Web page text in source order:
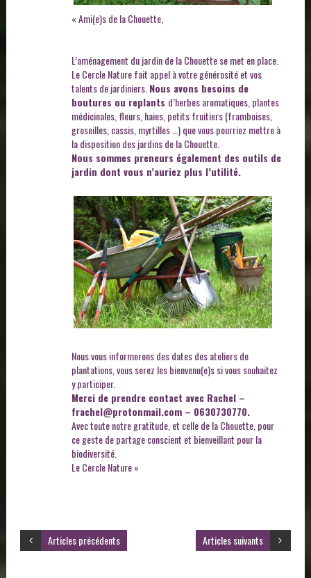
« Ami(e)s de la Chouette,
L’aménagement du jardin de la Chouette se met en place.
Le Cercle Nature fait appel à votre générosité et vos
talents de jardiniers. Nous avons besoins de
boutures ou replants d’herbes aromatiques, plantes
médicinales, fleurs, haies, petits fruitiers (framboises,
groseilles, cassis, myrtilles …) que vous pourriez mettre à
la disposition des jardins de la Chouette.
Nous sommes preneurs également des outils de
jardin dont vous n’auriez plus l’utilité.
Nous vous informerons des dates des ateliers de
plantations, vous serez les bienvenu(e)s si vous souhaitez
y participer.
Merci de prendre contact avec Rachel –
frachel@protonmail.com – 0630730770.
Avec toute notre gratitude, et celle de la Chouette, pour
ce geste de partage conscient et bienveillant pour la
biodiversité.
Le Cercle Nature »
Articles suivants
Articles précédents